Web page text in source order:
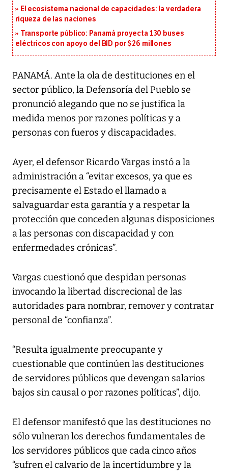
El ecosistema nacional de capacidades: la verdadera
riqueza de las naciones
Transporte público: Panamá proyecta 130 buses
eléctricos con apoyo del BID por $26 millones
PANAMÁ. Ante la ola de destituciones en el
sector público, la Defensoría del Pueblo se
pronunció alegando que no se justifica la
medida menos por razones políticas y a
personas con fueros y discapacidades.
Ayer, el defensor Ricardo Vargas instó a la
administración a “evitar excesos, ya que es
precisamente el Estado el llamado a
salvaguardar esta garantía y a respetar la
protección que conceden algunas disposiciones
a las personas con discapacidad y con
enfermedades crónicas”.
Vargas cuestionó que despidan personas
invocando la libertad discrecional de las
autoridades para nombrar, remover y contratar
personal de “confianza”.
“Resulta igualmente preocupante y
cuestionable que continúen las destituciones
de servidores públicos que devengan salarios
bajos sin causal o por razones políticas”, dijo.
El defensor manifestó que las destituciones no
sólo vulneran los derechos fundamentales de
los servidores públicos que cada cinco años
“sufren el calvario de la incertidumbre y la